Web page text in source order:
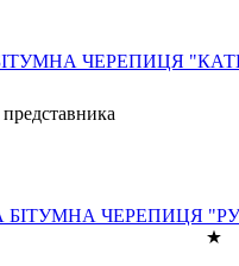
ЧЕРЕПИЦЯ
представника